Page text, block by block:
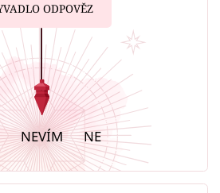
ODPOVĚZ
NEVÍM NE